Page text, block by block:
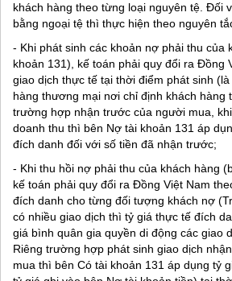
khách hàng theo từng loại nguyên tệ. Đối
bằng ngoại tệ thì thực hiện theo nguyên
- Khi phát sinh các khoản nợ phải thu của
khoản 131), kế toán phải quy đổi ra Đồng
giao dịch thực tế tại thời điểm phát sinh
hàng thương mại nơi chỉ định khách hàng
trường hợp nhận trước của người mua,
doanh thu thì bên Nợ tài khoản 131 áp
đích danh đối với số tiền đã nhận trước;
- Khi thu hồi nợ phải thu của khách hàng
kế toán phải quy đổi ra Đồng Việt Nam
đích danh cho từng đối tượng khách nợ
có nhiều giao dịch thì tỷ giá thực tế đích
giá bình quân gia quyền di động các giao
Riêng trường hợp phát sinh giao dịch
mua thì bên Có tài khoản 131 áp dụng tỷ